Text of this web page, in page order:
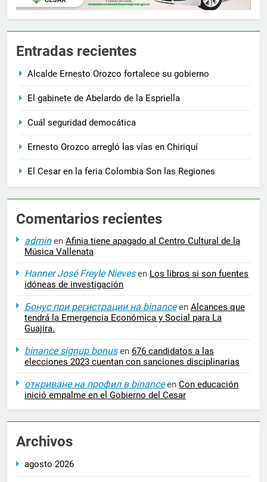
Entradas recientes
Alcalde Ernesto Orozco fortalece su gobierno
El gabinete de Abelardo de la Espriella
Cuál seguridad democática
Ernesto Orozco arregló las vías en Chiriquí
El Cesar en la feria Colombia Son las Regiones
Comentarios recientes
adminen Afinia tiene apagado al Centro Cultural de la
Música Vallenata
Hanner José Freyle Nievesen Los libros si son fuentes
idóneas de investigación
Бонус при регистрации на binanceen Alcances que
tendrá la Emergencia Económica y Social para La
Guajira.
binance signup bonusen 676 candidatos a las
elecciones 2023 cuentan con sanciones disciplinarias
откриване на профил в binanceen Con educación
inició empalme en el Gobierno del Cesar
Archivos
agosto 2026